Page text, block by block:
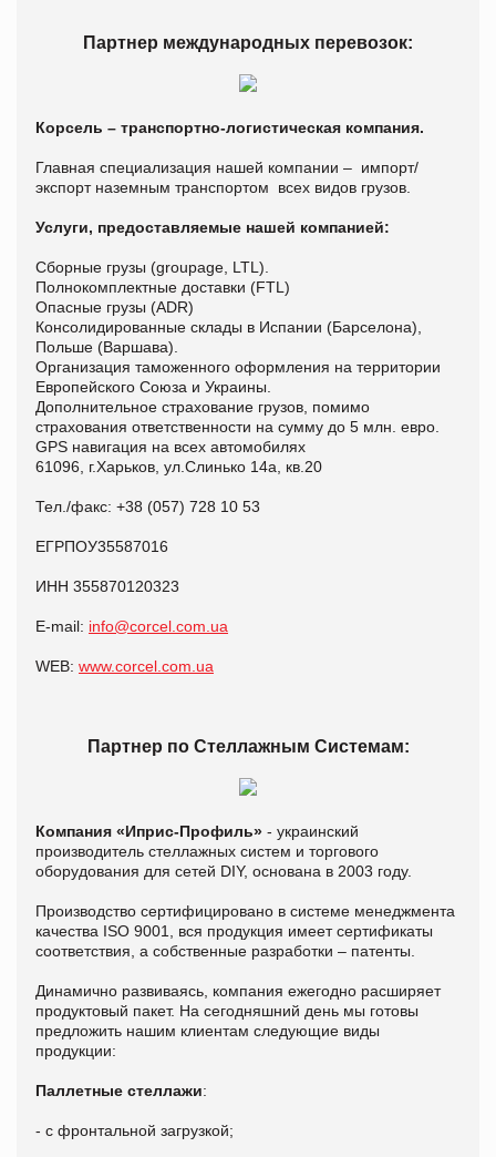
Партнер международных перевозок:
Корсель – транспортно-логистическая компания.
Главная специализация нашей компании – импорт/
экспорт наземным транспортом всех видов грузов.
Услуги, предоставляемые нашей компанией:
Сборные грузы (groupage, LTL).
Полнокомплектные доставки (FTL)
Опасные грузы (ADR)
Консолидированные склады в Испании (Барселона),
Польше (Варшава).
Организация таможенного оформления на территории
Европейского Союза и Украины.
Дополнительное страхование грузов, помимо
страхования ответственности на сумму до 5 млн. евро.
GPS навигация на всех автомобилях
61096, г.Харьков, ул.Слинько 14а, кв.20
Тел./факс: +38 (057) 728 10 53
ЕГРПОУ35587016
ИНН 355870120323
E-mail: info@corcel.com.ua
WEB: www.corcel.com.ua
Партнер по Стеллажным Системам:
Компания «Иприс-Профиль» - украинский
производитель стеллажных систем и торгового
оборудования для сетей DIY, основана в 2003 году.
Производство сертифицировано в системе менеджмента
качества ISO 9001, вся продукция имеет сертификаты
соответствия, а собственные разработки – патенты.
Динамично развиваясь, компания ежегодно расширяет
продуктовый пакет. На сегодняшний день мы готовы
предложить нашим клиентам следующие виды
продукции:
Паллетные стеллажи:
- с фронтальной загрузкой;